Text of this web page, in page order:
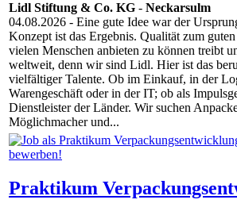
Lidl Stiftung & Co. KG - Neckarsulm
04.08.2026 - Eine gute Idee war der
Konzept ist das Ergebnis. Qualität zum
vielen Menschen anbieten zu können treibt
weltweit, denn wir sind Lidl. Hier ist das
vielfältiger Talente. Ob im Einkauf, in der
Warengeschäft oder in der IT; ob als
Dienstleister der Länder. Wir suchen
Möglichmacher und...
Praktikum